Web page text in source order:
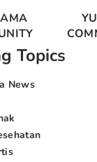
Topics
News